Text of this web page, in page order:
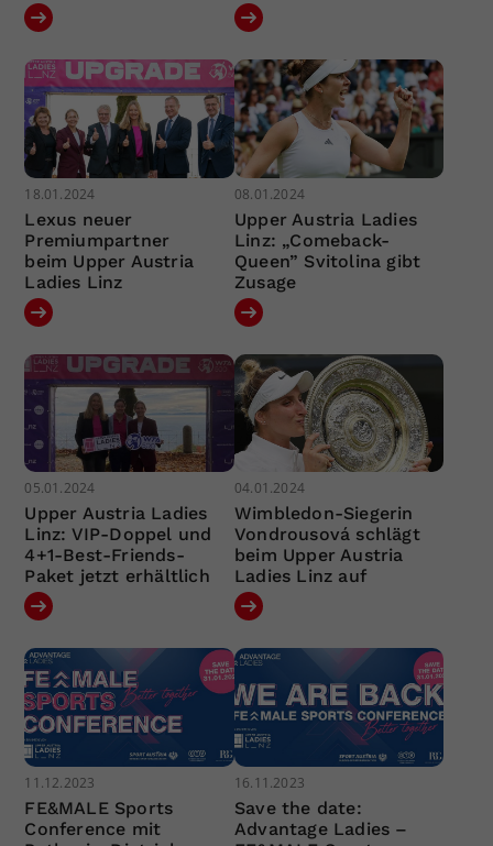
18.01.2024
Lexus neuer
Premiumpartner
beim Upper Austria
Ladies Linz
08.01.2024
Upper Austria Ladies
Linz: „Comeback-
Queen” Svitolina gibt
Zusage
05.01.2024
Upper Austria Ladies
Linz: VIP-Doppel und
4+1-Best-Friends-
Paket jetzt erhältlich
04.01.2024
Wimbledon-Siegerin
Vondrousová schlägt
beim Upper Austria
Ladies Linz auf
11.12.2023
FE&MALE Sports
Conference mit
16.11.2023
Save the date:
Advantage Ladies –